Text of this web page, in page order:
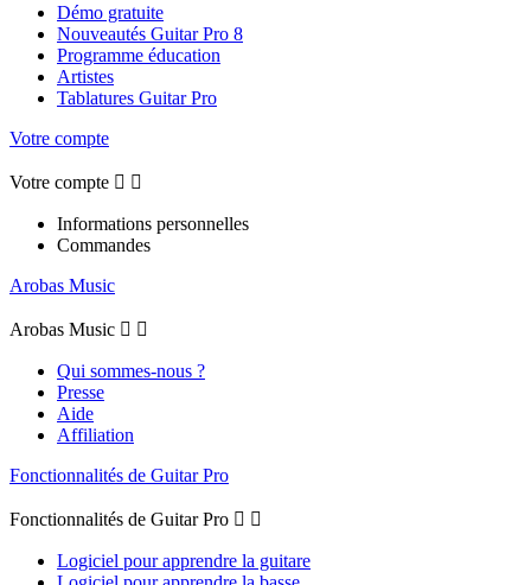
Démo gratuite
Nouveautés Guitar Pro 8
Programme éducation
Artistes
Tablatures Guitar Pro
Votre compte
Votre compte  
Informations personnelles
Commandes
Arobas Music
Arobas Music  
Qui sommes-nous ?
Presse
Aide
Affiliation
Fonctionnalités de Guitar Pro
Fonctionnalités de Guitar Pro  
Logiciel pour apprendre la guitare